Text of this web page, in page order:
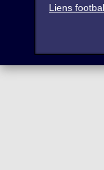
Liens